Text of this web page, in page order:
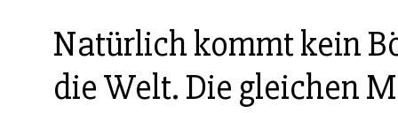
Natürlich kommt kein
die Welt. Die gleichen